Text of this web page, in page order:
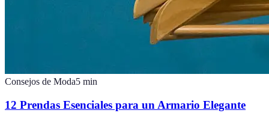
Consejos de Moda5 min
12 Prendas Esenciales para un Armario Elegante